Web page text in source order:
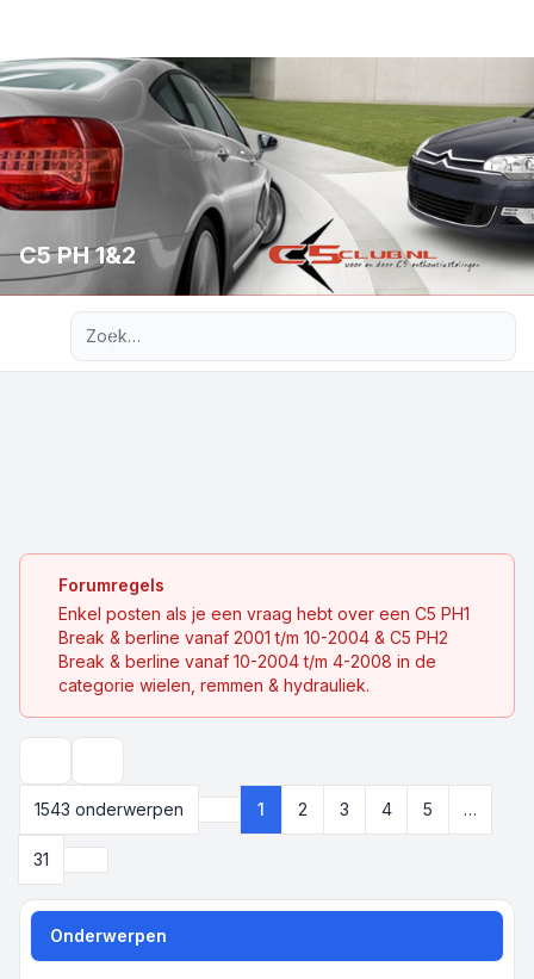
C5 PH 1&2
Forumregels
Enkel posten als je een vraag hebt over een C5 PH1
Break & berline vanaf 2001 t/m 10-2004 & C5 PH2
Break & berline vanaf 10-2004 t/m 4-2008 in de
categorie wielen, remmen & hydrauliek.
1543 onderwerpen
Pagina van
1 2 3 4 5 …
31
Onderwerpen